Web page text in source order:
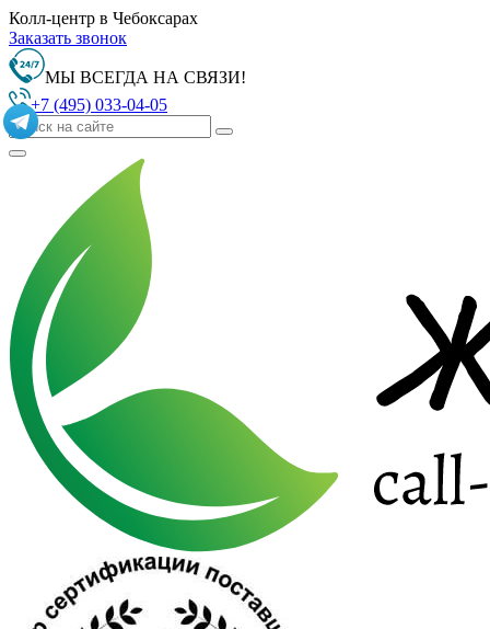
Колл-центр в Чебоксарах
Заказать звонок
МЫ ВСЕГДА НА СВЯЗИ!
+7 (495) 033-04-05